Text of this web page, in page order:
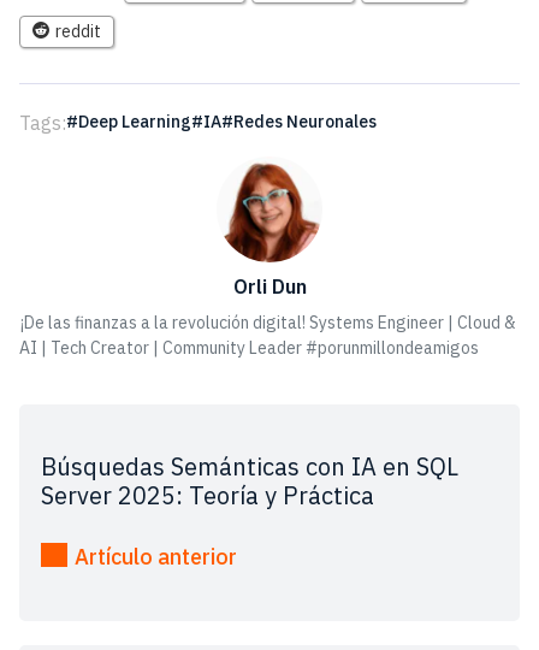
reddit
Tags: Deep Learning IA Redes Neuronales
Orli Dun
¡De las finanzas a la revolución digital! Systems Engineer | Cloud &
AI | Tech Creator | Community Leader #porunmillondeamigos
Búsquedas Semánticas con IA en SQL
Server 2025: Teoría y Práctica
Artículo anterior